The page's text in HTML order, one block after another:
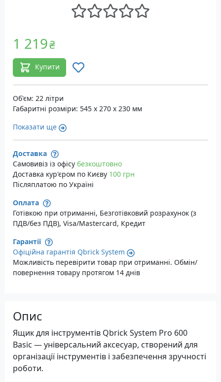
1 219₴
Купити
Об'єм: 22 літри
Габаритні розміри: 545 x 270 x 230 мм
Показати ще
Доставка
Самовивіз із офісу безкоштовно
Доставка кур'єром по Києву 100 грн
Післяплатою по Україні
Оплата
Готівкою при отриманні, Безготівковий розрахунок (з
ПДВ/без ПДВ), Visa/Mastercard, Кредит
Гарантії
Офіційна гарантія Qbrick System
Можливість перевірити товар при отриманні. Обмін/
повернення товару протягом 14 днів
Опис
Ящик для інструментів Qbrick System Pro 600
Basic — універсальний аксесуар, створений для
організації інструментів і забезпечення зручності
роботи.